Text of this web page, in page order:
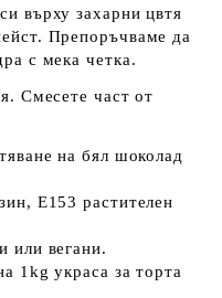
върху захарни цвтя
Препоръчваме да
с мека четка.
Смесете част от
на бял шоколад
Е153 растителен
или вегани.
1kg украса за торта